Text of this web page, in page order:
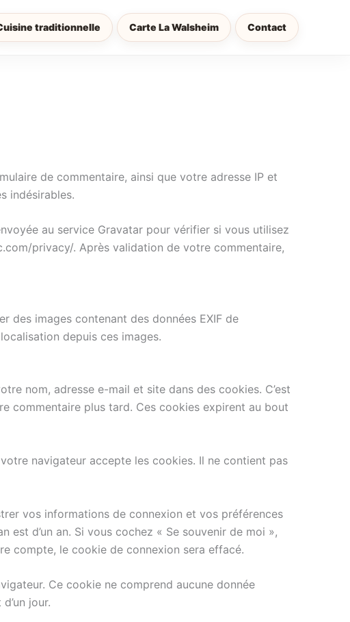
traditionnelle Carte La Walsheim Contact
de commentaire, ainsi que votre adresse IP et
indésirables.
au service Gravatar pour vérifier si vous utilisez
privacy/. Après validation de votre commentaire,
des images contenant des données EXIF de
depuis ces images.
nom, adresse e-mail et site dans des cookies. C’est
commentaire plus tard. Ces cookies expirent au bout
navigateur accepte les cookies. Il ne contient pas
vos informations de connexion et vos préférences
est d’un an. Si vous cochez « Se souvenir de moi »,
compte, le cookie de connexion sera effacé.
Ce cookie ne comprend aucune donnée
jour.